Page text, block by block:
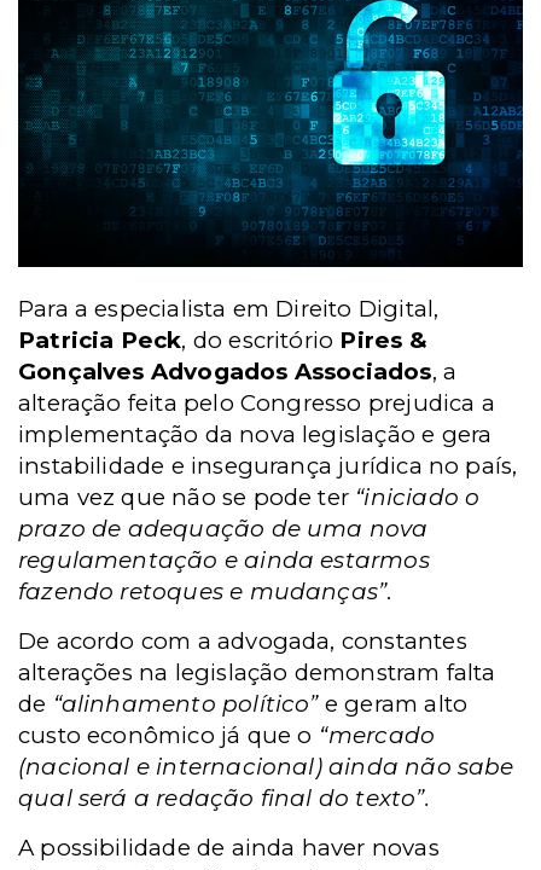
Para a especialista em Direito Digital,
Patricia Peck, do escritório Pires &
Gonçalves Advogados Associados, a
alteração feita pelo Congresso prejudica a
implementação da nova legislação e gera
instabilidade e insegurança jurídica no país,
uma vez que não se pode ter “iniciado o
prazo de adequação de uma nova
regulamentação e ainda estarmos
fazendo retoques e mudanças”.
De acordo com a advogada, constantes
alterações na legislação demonstram falta
de “alinhamento político”e geram alto
custo econômico já que o “mercado
(nacional e internacional) ainda não sabe
qual será a redação final do texto”.
A possibilidade de ainda haver novas